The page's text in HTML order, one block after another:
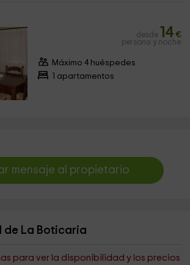
desde 14 €
persona y noche
Máximo 4 huéspedes
1 apartamentos
mensaje al propietario
de La Boticaria
para ver la disponibilidad y los precios